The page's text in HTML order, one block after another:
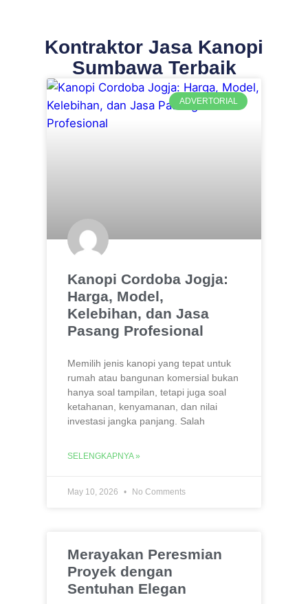
Kontraktor Jasa Kanopi
Sumbawa Terbaik
ADVERTORIAL
Kanopi Cordoba Jogja:
Harga, Model,
Kelebihan, dan Jasa
Pasang Profesional
Memilih jenis kanopi yang tepat untuk
rumah atau bangunan komersial bukan
hanya soal tampilan, tetapi juga soal
ketahanan, kenyamanan, dan nilai
investasi jangka panjang. Salah
SELENGKAPNYA »
May 10, 2026 No Comments
Merayakan Peresmian
Proyek dengan
Sentuhan Elegan